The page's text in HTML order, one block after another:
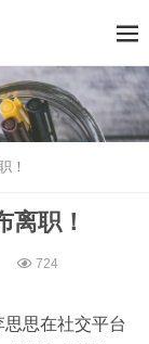
！
离职！
724
思在社交平台